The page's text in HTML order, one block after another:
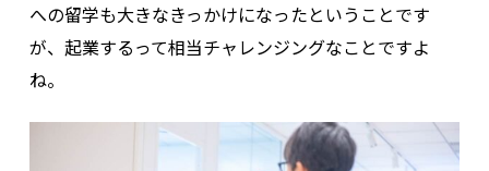
への留学も大きなきっかけになったということです
が、起業するって相当チャレンジングなことですよ
ね。